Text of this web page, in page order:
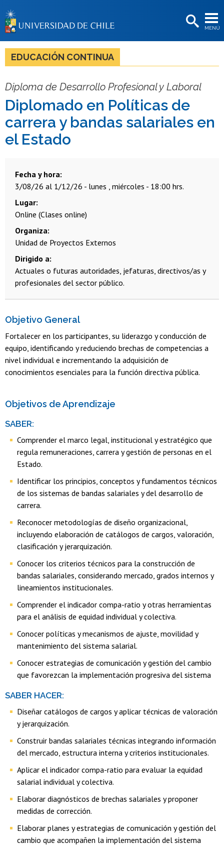
MENÚ
BIBLIOTECAS
LA UNIVERSIDAD
Estudiantes
Académicas/os
EDUCACIÓN CONTINUA
Diploma de Desarrollo Profesional y Laboral
Diplomado en Políticas de
carrera y bandas salariales en
el Estado
Fecha y hora
3/08/26 al 1/12/26 - lunes , miércoles - 18:00 hrs.
Lugar
Online (Clases online)
Organiza
Unidad de Proyectos Externos
Dirigido a
Actuales o futuras autoridades, jefaturas, directivos/as y
profesionales del sector público.
Objetivo General
Fortalecer en los participantes, su liderazgo y conducción de
equipo, identificando y reduciendo brechas de competencias a
nivel individual e incrementando la adquisición de
conocimientos esenciales para la función directiva pública.
Objetivos de Aprendizaje
SABER:
Comprender el marco legal, institucional y estratégico que
regula remuneraciones, carrera y gestión de personas en el
Estado.
Identificar los principios, conceptos y fundamentos técnicos
de los sistemas de bandas salariales y del desarrollo de
carrera.
Reconocer metodologías de diseño organizacional,
incluyendo elaboración de catálogos de cargos, valoración,
clasificación y jerarquización.
Conocer los criterios técnicos para la construcción de
bandas salariales, considerando mercado, grados internos y
lineamientos institucionales.
Comprender el indicador compa-ratio y otras herramientas
para el análisis de equidad individual y colectiva.
Conocer políticas y mecanismos de ajuste, movilidad y
mantenimiento del sistema salarial.
Conocer estrategias de comunicación y gestión del cambio
que favorezcan la implementación progresiva del sistema
SABER HACER:
Diseñar catálogos de cargos y aplicar técnicas de valoración
y jerarquización.
Construir bandas salariales técnicas integrando información
del mercado, estructura interna y criterios institucionales.
Aplicar el indicador compa-ratio para evaluar la equidad
salarial individual y colectiva.
Elaborar diagnósticos de brechas salariales y proponer
medidas de corrección.
Elaborar planes y estrategias de comunicación y gestión del
cambio que acompañen la implementación del sistema